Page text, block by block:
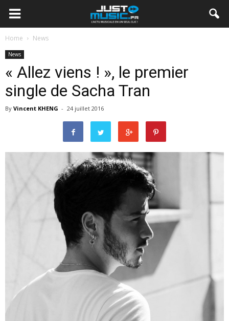
Home News
News
« Allez viens ! », le premier
single de Sacha Tran
By Vincent KHENG - 24 juillet 2016